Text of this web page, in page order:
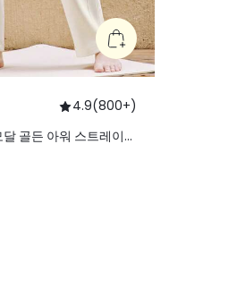
4.9(800+)
골든 아워 스트레이트